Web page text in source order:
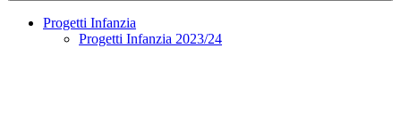
Progetti Infanzia
Progetti Infanzia 2023/24